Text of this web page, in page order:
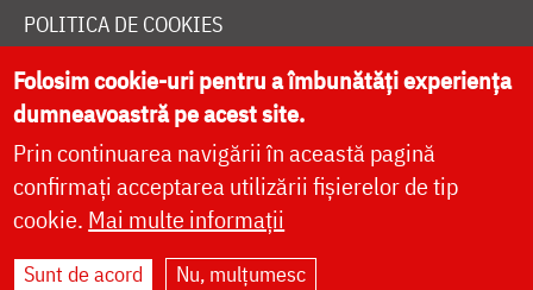
POLITICA DE COOKIES
DONEAZĂ ONLINE PENTRU CATEDRALA NAȚIONALĂ
LIVE
Site dezvoltat deDOXOLOGIA MEDIA
Folosim cookie-uri pentru a îmbunătăți experiența
dumneavoastră pe acest site.
Prin continuarea navigării în această pagină
confirmați acceptarea utilizării fișierelor de tip
cookie. Mai multe informații
Sunt de acord Nu, mulțumesc